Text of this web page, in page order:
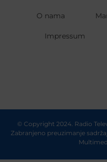
O nama
Impressum
© Copyright 2024. Radio
Zabranjeno preuzimanje